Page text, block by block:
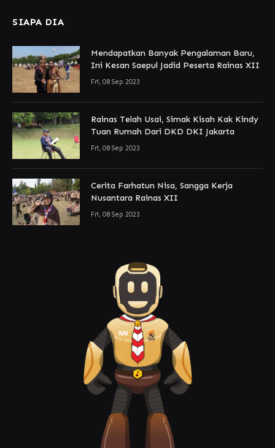
SIAPA DIA
Mendapatkan Banyak Pengalaman Baru,
Ini Kesan Saepul Jadid Peserta Rainas XII
Fri, 08 Sep 2023
Rainas Telah Usai, Simak Kisah Kak Kindy
Tuan Rumah Dari DKD DKI Jakarta
Fri, 08 Sep 2023
Cerita Farhatun Nisa, Sangga Kerja
Nusantara Rainas XII
Fri, 08 Sep 2023